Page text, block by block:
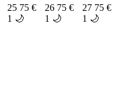
25 75 €
1 🌙
26 75 €
1 🌙
27 75 €
1 🌙